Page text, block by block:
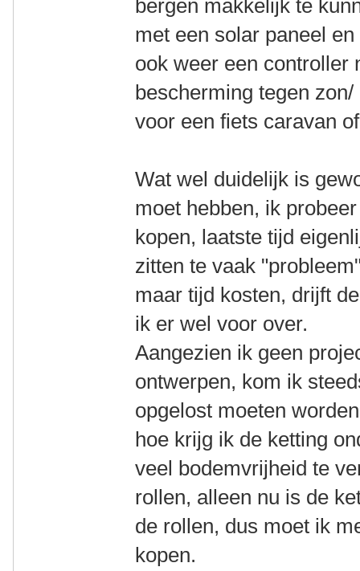
bergen makkelijk te
met een solar paneel
ook weer een controller
bescherming tegen
voor een fiets caravan
Wat wel duidelijk is
moet hebben, ik
kopen, laatste tijd
zitten te vaak
maar tijd kosten, drijft
ik er wel voor over.
Aangezien ik geen
ontwerpen, kom ik
opgelost moeten
hoe krijg ik de ketting
veel bodemvrijheid te
rollen, alleen nu is de
de rollen, dus moet ik
kopen.